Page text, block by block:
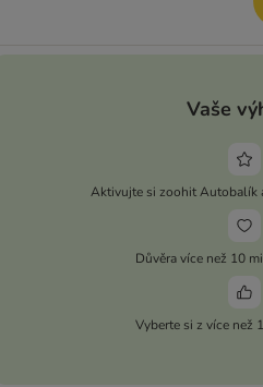
Vaše
Aktivujte si zoohit Autobalík
Důvěra více než 10
Vyberte si z více než